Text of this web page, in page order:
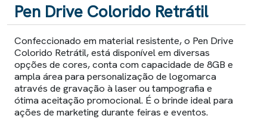
Pen Drive Colorido Retrátil
Confeccionado em material resistente, o Pen Drive
Colorido Retrátil, está disponível em diversas
opções de cores, conta com capacidade de 8GB e
ampla área para personalização de logomarca
através de gravação à laser ou tampografia e
ótima aceitação promocional. É o brinde ideal para
ações de marketing durante feiras e eventos.